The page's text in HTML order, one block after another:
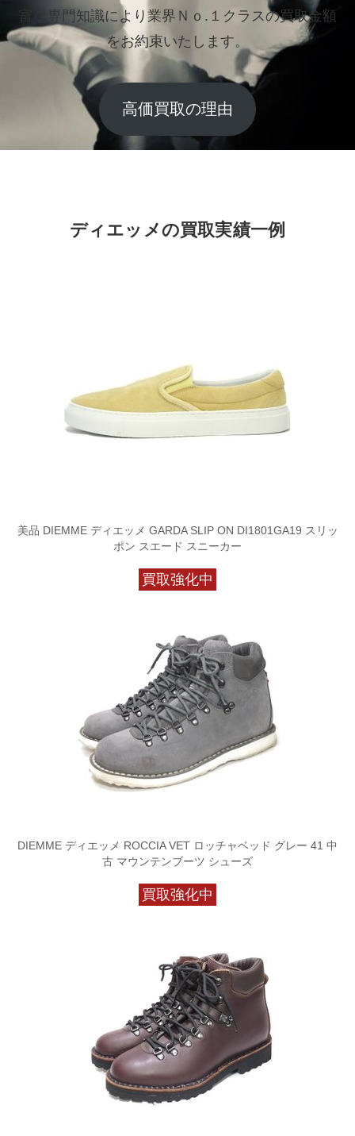
富な専門知識により業界Ｎｏ.１クラスの買取金額
をお約束いたします。
高価買取の理由
ディエッメの買取実績一例
美品 DIEMME ディエッメ GARDA SLIP ON DI1801GA19 スリッ
ポン スエード スニーカー
買取強化中
DIEMME ディエッメ ROCCIA VET ロッチャベッド グレー 41 中
古 マウンテンブーツ シューズ
買取強化中